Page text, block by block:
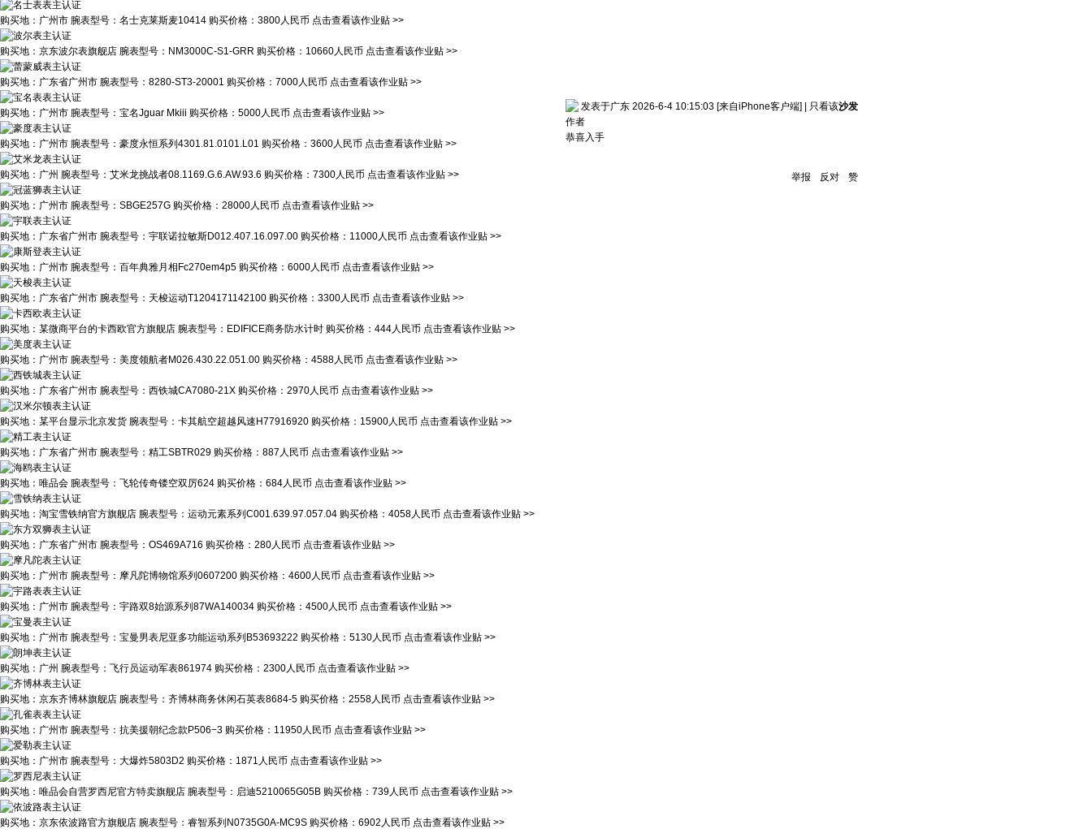
购买地： 广州市 腕表型号： 名士克莱斯麦10414 购买价格： 3800人民币 点击查看该作业贴 >>
购买地： 京东波尔表旗舰店 腕表型号： NM3000C-S1-GRR 购买价格： 10660人民币 点击查看该作业贴 >>
购买地： 广东省广州市 腕表型号： 8280-ST3-20001 购买价格： 7000人民币 点击查看该作业贴 >>
购买地： 广州市 腕表型号： 宝名Jguar Mkiii 购买价格： 5000人民币 点击查看该作业贴 >>
购买地： 广州市 腕表型号： 豪度永恒系列4301.81.0101.L01 购买价格： 3600人民币 点击查看该作业贴 >>
购买地： 广州 腕表型号： 艾米龙挑战者08.1169.G.6.AW.93.6 购买价格： 7300人民币 点击查看该作业贴 >>
购买地： 广州市 腕表型号： SBGE257G 购买价格： 28000人民币 点击查看该作业贴 >>
购买地： 广东省广州市 腕表型号： 宇联诺拉敏斯D012.407.16.097.00 购买价格： 11000人民币 点击查看该作业贴 >>
购买地： 广州市 腕表型号： 百年典雅月相Fc270em4p5 购买价格： 6000人民币 点击查看该作业贴 >>
购买地： 广东省广州市 腕表型号： 天梭运动T1204171142100 购买价格： 3300人民币 点击查看该作业贴 >>
购买地： 某微商平台的卡西欧官方旗舰店 腕表型号： EDIFICE商务防水计时 购买价格： 444人民币 点击查看该作业贴 >>
购买地： 广州市 腕表型号： 美度领航者M026.430.22.051.00 购买价格： 4588人民币 点击查看该作业贴 >>
购买地： 广东省广州市 腕表型号： 西铁城CA7080-21X 购买价格： 2970人民币 点击查看该作业贴 >>
购买地： 某平台显示北京发货 腕表型号： 卡其航空超越风速H77916920 购买价格： 15900人民币 点击查看该作业贴 >>
购买地： 广东省广州市 腕表型号： 精工SBTR029 购买价格： 887人民币 点击查看该作业贴 >>
购买地： 唯品会 腕表型号： 飞轮传奇镂空双厉624 购买价格： 684人民币 点击查看该作业贴 >>
购买地： 淘宝雪铁纳官方旗舰店 腕表型号： 运动元素系列C001.639.97.057.04 购买价格： 4058人民币 点击查看该作业贴 >>
购买地： 广东省广州市 腕表型号： OS469A716 购买价格： 280人民币 点击查看该作业贴 >>
购买地： 广州市 腕表型号： 摩凡陀博物馆系列0607200 购买价格： 4600人民币 点击查看该作业贴 >>
购买地： 广州市 腕表型号： 宇路双8始源系列87WA140034 购买价格： 4500人民币 点击查看该作业贴 >>
购买地： 广州市 腕表型号： 宝曼男表尼亚多功能运动系列B53693222 购买价格： 5130人民币 点击查看该作业贴 >>
购买地： 广州 腕表型号： 飞行员运动军表861974 购买价格： 2300人民币 点击查看该作业贴 >>
购买地： 京东齐博林旗舰店 腕表型号： 齐博林商务休闲石英表8684-5 购买价格： 2558人民币 点击查看该作业贴 >>
购买地： 广州市 腕表型号： 抗美援朝纪念款P506−3 购买价格： 11950人民币 点击查看该作业贴 >>
购买地： 广州市 腕表型号： 大爆炸5803D2 购买价格： 1871人民币 点击查看该作业贴 >>
购买地： 唯品会自营罗西尼官方特卖旗舰店 腕表型号： 启迪5210065G05B 购买价格： 739人民币 点击查看该作业贴 >>
购买地： 京东依波路官方旗舰店 腕表型号： 睿智系列N0735G0A-MC9S 购买价格： 6902人民币 点击查看该作业贴 >>
沙发
发表于广东 2026-6-4 10:15:03 [来自iPhone客户端]
只看该
作者
恭喜入手
举报 反对 赞